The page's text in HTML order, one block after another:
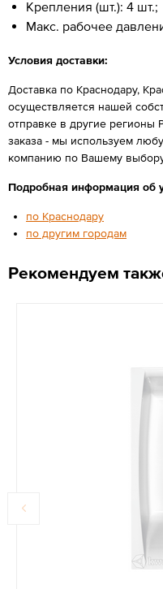
Крепления (шт.): 4 шт.;
Макс. рабочее
Условия доставки:
Доставка по Краснодару,
осуществляется нашей
отправке в другие регионы
заказа - мы используем
компанию по Вашему
Подробная информация об
по Краснодару
по другим городам
Рекомендуем